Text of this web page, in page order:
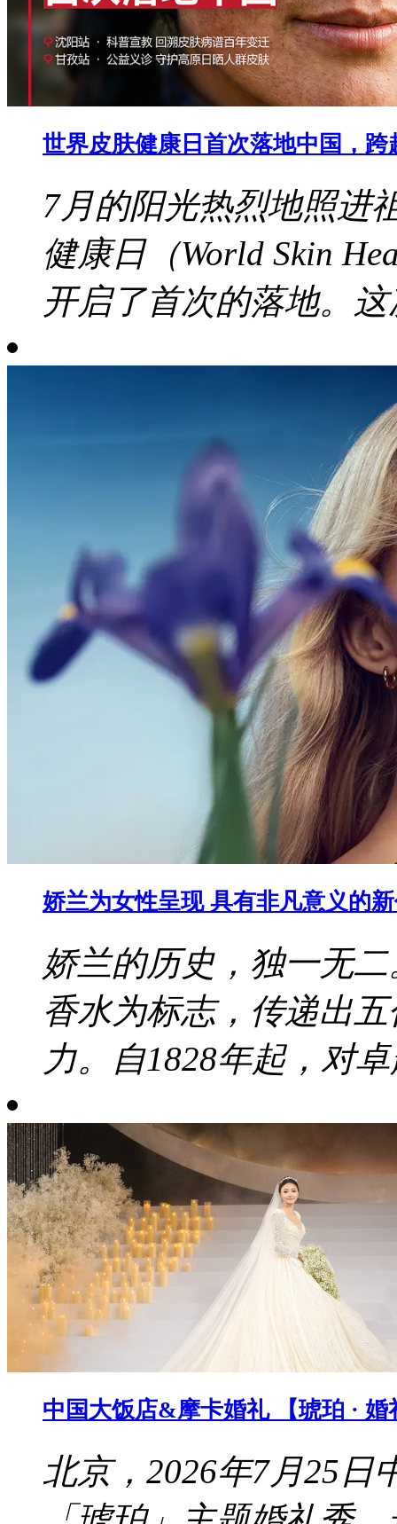
世界皮肤健康日首次落地中国，
7月的阳光热烈地照进
健康日（World Skin
开启了首次的落地。这
娇兰为女性呈现 具有非凡意义的
娇兰的历史，独一无
香水为标志，传递出
力。自1828年起，对
中国大饭店&摩卡婚礼 【琥珀 ·
北京，2026年7月25日